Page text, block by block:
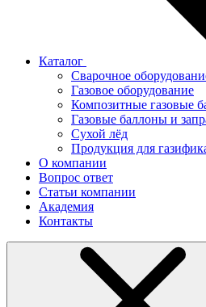
Каталог
Сварочное
Газовое оборудование
Композитные газовые
Газовые баллоны и
Сухой лёд
Продукция для
О компании
Вопрос ответ
Статьи компании
Академия
Контакты